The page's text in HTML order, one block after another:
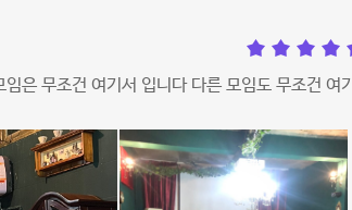
은 무조건 여기서 입니다 다른 모임도 무조건 여기